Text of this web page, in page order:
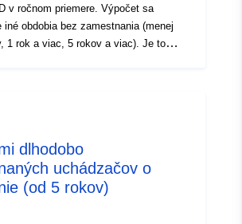
236402-1
01 January 2025
- 31 December 2025
v ročnom priemere. Výpočet sa
iné obdobia bez zamestnania (menej
1 rok a viac, 5 rokov a viac). Je to
dlhodobo
uchádzačov o
(od 5 rokov)